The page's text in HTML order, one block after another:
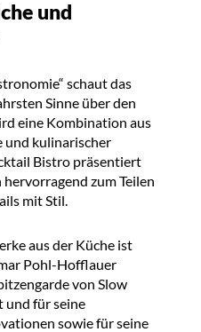
und
schaut das
Sinne über den
eine Kombination aus
und kulinarischer
Bistro präsentiert
hervorragend zum Teilen
mit Stil.
aus der Küche ist
Pohl-Hofflauer
von Slow
und für seine
sowie für seine